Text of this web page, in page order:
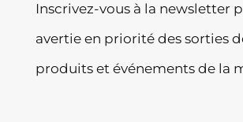
Inscrivez-vous à la newsletter
avertie en priorité des sorties
produits et événements de la